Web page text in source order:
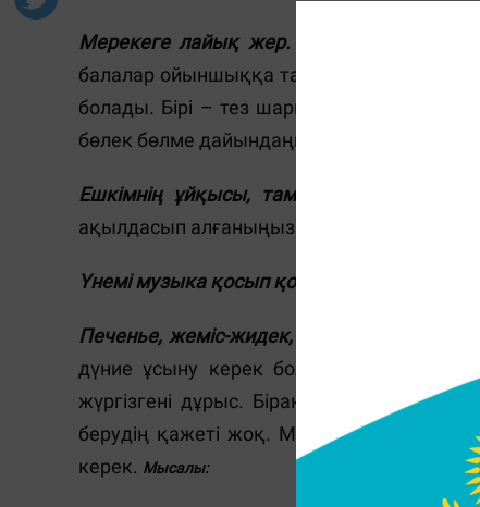
Мерекеге лайық жер.
балалар ойыншыққа таласпайды.
болады. Бірі – тез шаршап, жалғыз
бөлек бөлме дайындаңыз.
Ешкімнің ұйқысы, тамақ ішкісі
ақылдасып алғаныңыз жөн. Және
Үнемі музыка қосып қоюдың қажеті жоқ.
Печенье, жеміс-жидек, компот сынды
дүние ұсыну керек болса, жасы
жүргізгені дұрыс. Бірақ, жүргізушіге
берудің қажеті жоқ. Міндетті түрде
керек. Мысалы: